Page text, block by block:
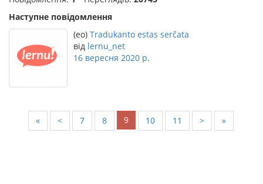
Наступне повідомлення
(eo) Tradukanto estas serĉata
від lernu_net
16 вересня 2020 р.
« < 7 8 9 10 11 > »